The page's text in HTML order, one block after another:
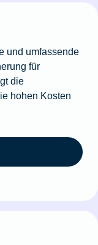
und umfassende
für
die
hohen Kosten